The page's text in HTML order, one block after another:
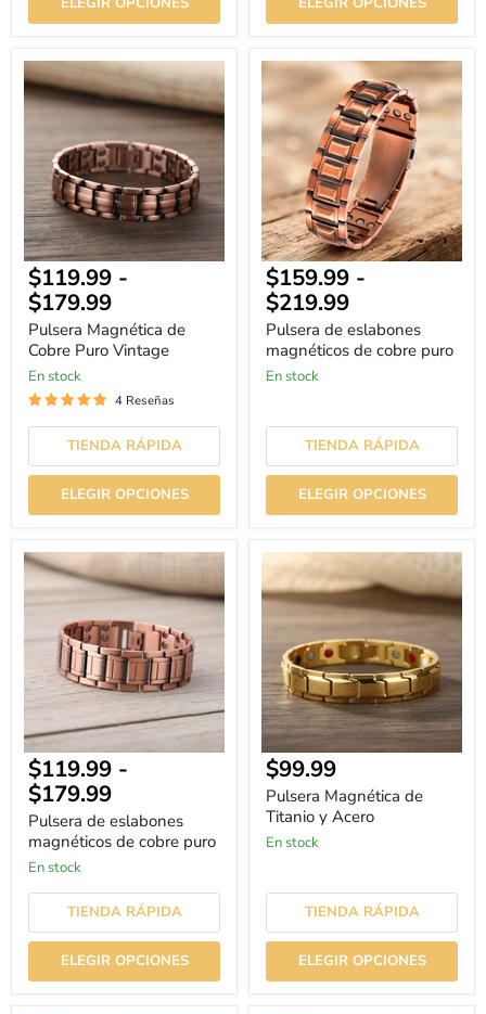
Pulsera
Magnética
de
Vintage
$119.99 -
$179.99
Pulsera Magnética de
Cobre Puro Vintage
En stock
4 Reseñas
TIENDA RÁPIDA
ELEGIR OPCIONES
Pulsera
eslabones
magnéticos
de
cobre
$159.99 -
$219.99
Pulsera de eslabones
magnéticos de cobre puro
En stock
TIENDA RÁPIDA
ELEGIR OPCIONES
Pulsera
de
eslabones
magnéticos
cobre
$119.99 -
$179.99
Pulsera de eslabones
magnéticos de cobre puro
En stock
TIENDA RÁPIDA
ELEGIR OPCIONES
Pulsera
Magnética
de
Titanio
Acero
Precio
actual
$99.99
Pulsera Magnética de
Titanio y Acero
En stock
TIENDA RÁPIDA
ELEGIR OPCIONES